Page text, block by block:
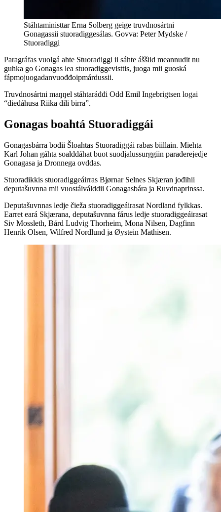
Stáhtaministtar Erna Solberg geige truvdnosártni
Gonagassii stuoradiggesálas. Govva: Peter Mydske /
Stuoradiggi
Paragráfas vuolgá ahte Stuoradiggi ii sáhte áššiid meannudit nu
guhka go Gonagas lea stuoradiggevisttis, juoga mii guoská
fápmojuogadanvuođđoipmárdussii.
Truvdnosártni maŋŋel stáhtaráđđi Odd Emil Ingebrigtsen logai
“dieđáhusa Riika dili birra”.
Gonagas boahtá Stuoradiggái
Gonagasbárra bođii Šloahtas Stuoradiggái rabas biillain. Miehta
Karl Johan gáhta soalddáhat buot suodjalussurggiin paraderejedje
Gonagasa ja Dronnega ovddas.
Stuoradikkis stuoradiggeáirras Bjørnar Selnes Skjæran jođihii
deputašuvnna mii vuostáiválddii Gonagasbára ja Ruvdnaprinssa.
Deputašuvnnas ledje čieža stuoradiggeáirasat Nordland fylkkas.
Earret eará Skjærana, deputašuvnna fárus ledje stuoradiggeáirasat
Siv Mossleth, Bård Ludvig Thorheim, Mona Nilsen, Dagfinn
Henrik Olsen, Wilfred Nordlund ja Øystein Mathisen.